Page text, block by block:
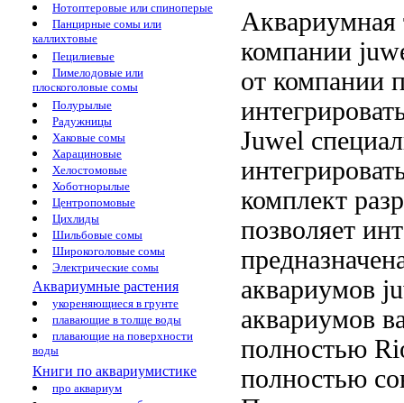
Нотоптеровые или спиноперые
Панцирные сомы или
каллихтовые
Пецилиевые
Пимелодовые или
плоскоголовые сомы
Полурылые
Радужницы
Хаковые сомы
Харациновые
Хелостомовые
Хоботнорылые
Центропомовые
Цихлиды
Шильбовые сомы
Широкоголовые сомы
Электрические сомы
Аквариумные растения
укореняющиеся в грунте
плавающие в толще воды
плавающие на поверхности
воды
Книги по аквариумистике
про аквариум
Аквариумная
компании
от компании
Juwel
комплект
позволяет
аквариумов
аквариумов
полностью
полностью